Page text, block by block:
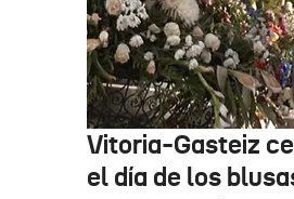
Vitoria-Gasteiz
el día de los